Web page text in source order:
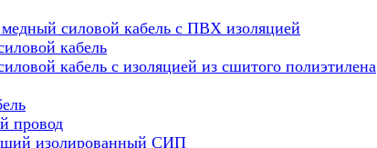
силовой кабель с ПВХ изоляцией
кабель
кабель с изоляцией из сшитого полиэтилена
провод
изолированный СИП